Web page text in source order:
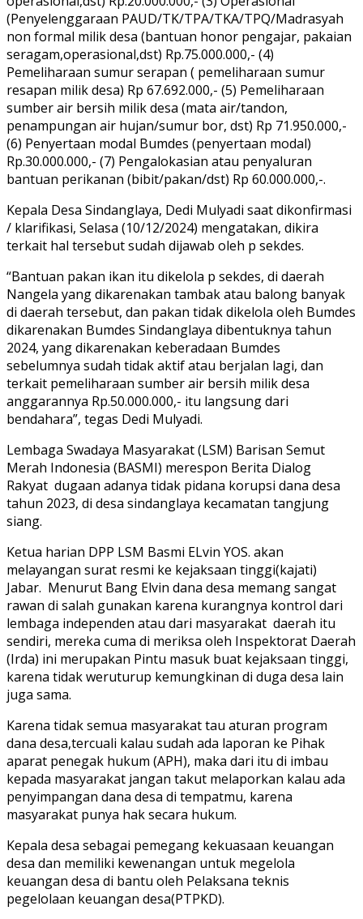
(Penyelenggaraan PAUD/TK/TPA/TKA/TPQ/Madrasyah
non formal milik desa (bantuan honor pengajar, pakaian
seragam,operasional,dst) Rp.75.000.000,- (4)
Pemeliharaan sumur serapan ( pemeliharaan sumur
resapan milik desa) Rp 67.692.000,- (5) Pemeliharaan
sumber air bersih milik desa (mata air/tandon,
penampungan air hujan/sumur bor, dst) Rp 71.950.000,-
(6) Penyertaan modal Bumdes (penyertaan modal)
Rp.30.000.000,- (7) Pengalokasian atau penyaluran
bantuan perikanan (bibit/pakan/dst) Rp 60.000.000,-.
Kepala Desa Sindanglaya, Dedi Mulyadi saat dikonfirmasi
/ klarifikasi, Selasa (10/12/2024) mengatakan, dikira
terkait hal tersebut sudah dijawab oleh p sekdes.
“Bantuan pakan ikan itu dikelola p sekdes, di daerah
Nangela yang dikarenakan tambak atau balong banyak
di daerah tersebut, dan pakan tidak dikelola oleh Bumdes
dikarenakan Bumdes Sindanglaya dibentuknya tahun
2024, yang dikarenakan keberadaan Bumdes
sebelumnya sudah tidak aktif atau berjalan lagi, dan
terkait pemeliharaan sumber air bersih milik desa
anggarannya Rp.50.000.000,- itu langsung dari
bendahara”, tegas Dedi Mulyadi.
Lembaga Swadaya Masyarakat (LSM) Barisan Semut
Merah Indonesia (BASMI) merespon Berita Dialog
Rakyat dugaan adanya tidak pidana korupsi dana desa
tahun 2023, di desa sindanglaya kecamatan tangjung
siang.
Ketua harian DPP LSM Basmi ELvin YOS. akan
melayangan surat resmi ke kejaksaan tinggi(kajati)
Jabar. Menurut Bang Elvin dana desa memang sangat
rawan di salah gunakan karena kurangnya kontrol dari
lembaga independen atau dari masyarakat daerah itu
sendiri, mereka cuma di meriksa oleh Inspektorat Daerah
(Irda) ini merupakan Pintu masuk buat kejaksaan tinggi,
karena tidak weruturup kemungkinan di duga desa lain
juga sama.
Karena tidak semua masyarakat tau aturan program
dana desa,tercuali kalau sudah ada laporan ke Pihak
aparat penegak hukum (APH), maka dari itu di imbau
kepada masyarakat jangan takut melaporkan kalau ada
penyimpangan dana desa di tempatmu, karena
masyarakat punya hak secara hukum.
Kepala desa sebagai pemegang kekuasaan keuangan
desa dan memiliki kewenangan untuk megelola
keuangan desa di bantu oleh Pelaksana teknis
pegelolaan keuangan desa(PTPKD).